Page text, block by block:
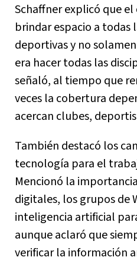
Schaffner explicó que
brindar espacio a todas
deportivas y no
era hacer todas las
señaló, al tiempo que
veces la cobertura
acercan clubes,
También destacó los
tecnología para el
Mencionó la
digitales, los grupos de
inteligencia artificial
aunque aclaró que
verificar la información